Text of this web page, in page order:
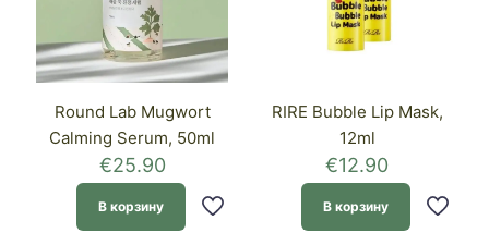
Round Lab Mugwort
Calming Serum, 50ml
€25.90
В корзину
RIRE Bubble Lip Mask,
12ml
€12.90
В корзину